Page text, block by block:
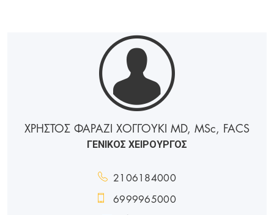
ΧΡΗΣΤΟΣ ΦΑΡΑΖΙ ΧΟΓΓΟΥΚΙ MD, MSc, FACS
ΓΕΝΙΚΟΣ ΧΕΙΡΟΥΡΓΟΣ
2106184000
6999965000